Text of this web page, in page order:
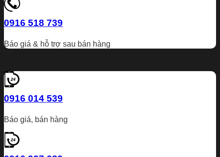
0916 518 739
Báo giá & hỗ trợ sau bán hàng
0916 014 539
Báo giá, bán hàng